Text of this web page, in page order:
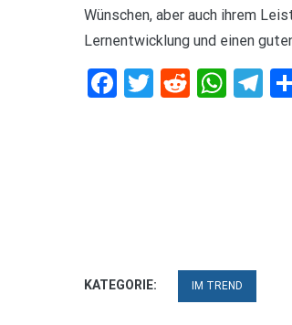
Wünschen, aber auch ihrem
Lernentwicklung und einen
Facebook
Twitter
Reddit
KATEGORIE: IM TREND